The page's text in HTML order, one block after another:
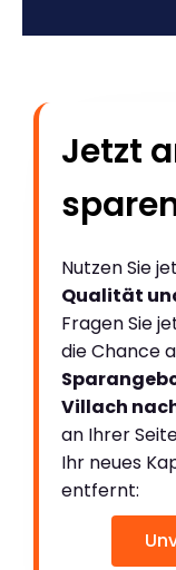
Jetzt
Nutzen Sie
Qualität
Fragen Sie
die Chance
Villach
an Ihrer
Ihr neues
entfernt: